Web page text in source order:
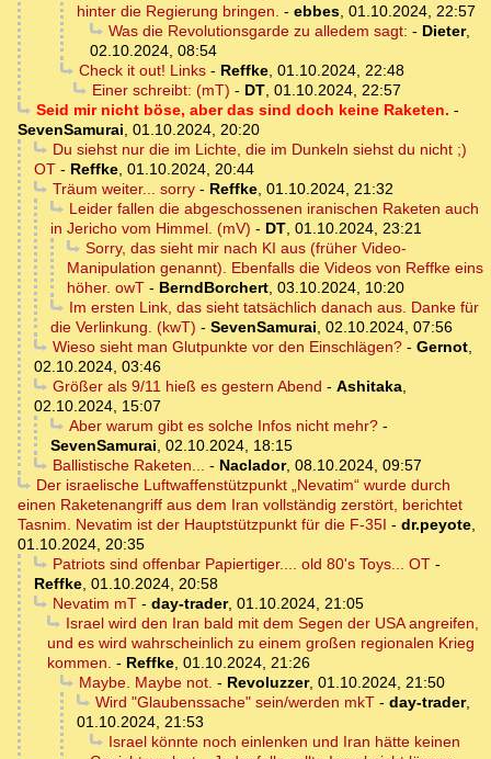
hinter die Regierung bringen. - ebbes, 01.10.2024, 22:57
Was die Revolutionsgarde zu alledem sagt: - Dieter,
02.10.2024, 08:54
Check it out! Links- Reffke, 01.10.2024, 22:48
Einer schreibt: (mT) - DT, 01.10.2024, 22:57
Seid mir nicht böse, aber das sind doch keine Raketen. -
SevenSamurai, 01.10.2024, 20:20
Du siehst nur die im Lichte, die im Dunkeln siehst du nicht ;)
OT - Reffke, 01.10.2024, 20:44
Träum weiter... sorry- Reffke, 01.10.2024, 21:32
Leider fallen die abgeschossenen iranischen Raketen auch
in Jericho vom Himmel. (mV) - DT, 01.10.2024, 23:21
Sorry, das sieht mir nach KI aus (früher Video-
Manipulation genannt). Ebenfalls die Videos von Reffke eins
höher. owT - BerndBorchert, 03.10.2024, 10:20
Im ersten Link, das sieht tatsächlich danach aus. Danke für
die Verlinkung. (kwT) - SevenSamurai, 02.10.2024, 07:56
Wieso sieht man Glutpunkte vor den Einschlägen?- Gernot,
02.10.2024, 03:46
Größer als 9/11 hieß es gestern Abend - Ashitaka,
02.10.2024, 15:07
Aber warum gibt es solche Infos nicht mehr?-
SevenSamurai, 02.10.2024, 18:15
Ballistische Raketen... - Naclador, 08.10.2024, 09:57
Der israelische Luftwaffenstützpunkt „Nevatim“ wurde durch
einen Raketenangriff aus dem Iran vollständig zerstört, berichtet
Tasnim. Nevatim ist der Hauptstützpunkt für die F-35I - dr.peyote,
01.10.2024, 20:35
Patriots sind offenbar Papiertiger.... old 80's Toys... OT-
Reffke, 01.10.2024, 20:58
Nevatim mT- day-trader, 01.10.2024, 21:05
Israel wird den Iran bald mit dem Segen der USA angreifen,
und es wird wahrscheinlich zu einem großen regionalen Krieg
kommen. - Reffke, 01.10.2024, 21:26
Maybe. Maybe not. - Revoluzzer, 01.10.2024, 21:50
Wird "Glaubenssache" sein/werden mkT- day-trader,
01.10.2024, 21:53
Israel könnte noch einlenken und Iran hätte keinen